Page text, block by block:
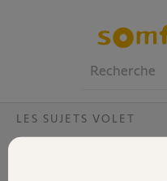
Volet
LES SUJETS VOLET
Domotique sur